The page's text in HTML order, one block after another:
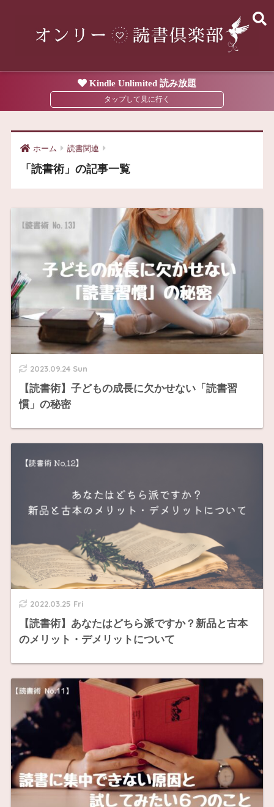
Kindle Unlimited 読み放題
ホーム 読書関連
「読書術」の記事一覧
2023.09.24 Sun
【読書術】子どもの成長に欠かせない「読書習
慣」の秘密
2022.03.25 Fri
【読書術】あなたはどちら派ですか？新品と古本
のメリット・デメリットについて